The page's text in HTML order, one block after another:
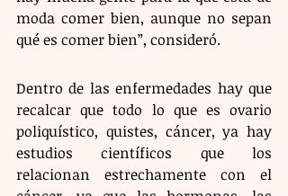
moda comer bien, aunque no sepan
qué es comer bien”, consideró.
Dentro de las enfermedades hay que
recalcar que todo lo que es ovario
poliquístico, quistes, cáncer, ya hay
estudios científicos que los
relacionan estrechamente con el